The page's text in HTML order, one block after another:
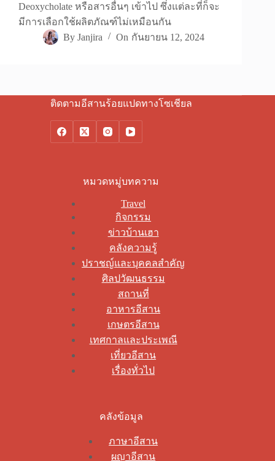
Deoxycholate หรือสารอื่นๆ เข้าไป ซึ่งแต่ละที่ก็จะ
มีการเลือกใช้ผลิตภัณฑ์ไม่เหมือนกัน
By Janjira On กันยายน 12, 2024
ติดตามอีสานร้อยแปดทางโซเชียล
หมวดหมู่บทความ
Travel
กิจกรรม
ข่าวบ้านเฮา
คลังความรู้
ปราชญ์และบุคคลสำคัญ
ศิลปวัฒนธรรม
สถานที่
อาหารอีสาน
เกษตรอีสาน
เทศกาลและประเพณี
เที่ยวอีสาน
เรื่องทั่วไป
คลังข้อมูล
ภาษาอีสาน
ผญาอีสาน